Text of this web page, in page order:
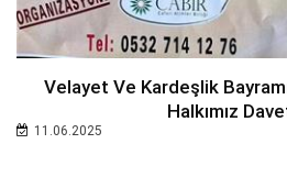
Velayet Ve Kardeşlik
Halkımız
11.06.2025